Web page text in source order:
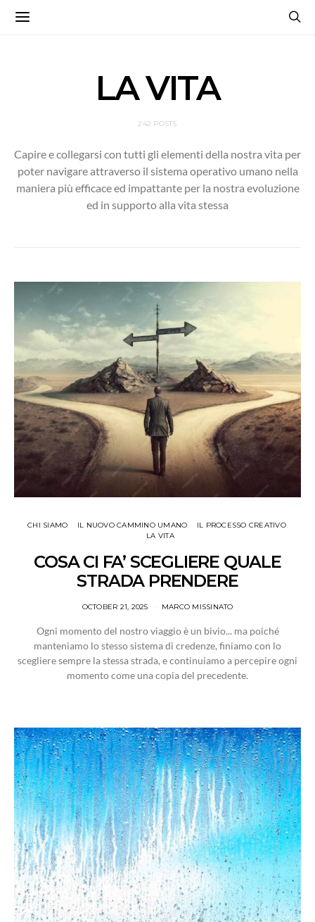
LA VITA
242 POSTS
Capire e collegarsi con tutti gli elementi della nostra vita per
poter navigare attraverso il sistema operativo umano nella
maniera più efficace ed impattante per la nostra evoluzione
ed in supporto alla vita stessa
CHI SIAMO IL NUOVO CAMMINO UMANO
IL PROCESSO CREATIVO
LA VITA
COSA CI FA’ SCEGLIERE QUALE
STRADA PRENDERE
OCTOBER 21, 2025 MARCO MISSINATO
Ogni momento del nostro viaggio è un bivio... ma poiché
manteniamo lo stesso sistema di credenze, finiamo con lo
scegliere sempre la stessa strada, e continuiamo a percepire ogni
momento come una copia del precedente.